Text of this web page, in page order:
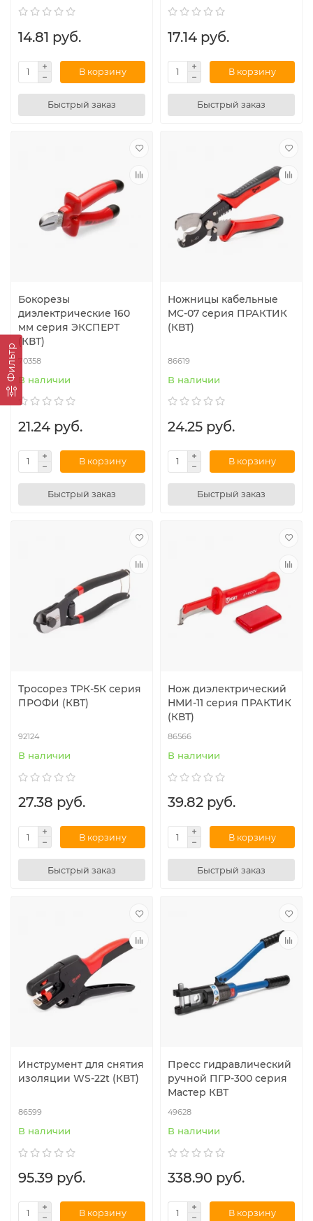
Фильтр
14.81 руб.
В корзину
Быстрый заказ
17.14 руб.
В корзину
Быстрый заказ
Бокорезы
диэлектрические 160
мм серия ЭКСПЕРТ
(КВТ)
70358
В наличии
21.24 руб.
В корзину
Быстрый заказ
Ножницы кабельные
MC-07 серия ПРАКТИК
(КВТ)
86619
В наличии
24.25 руб.
В корзину
Быстрый заказ
Тросорез ТРК-5К серия
ПРОФИ (КВТ)
92124
В наличии
27.38 руб.
В корзину
Быстрый заказ
Нож диэлектрический
НМИ-11 серия ПРАКТИК
(КВТ)
86566
В наличии
39.82 руб.
В корзину
Быстрый заказ
Инструмент для снятия
изоляции WS-22t (КВТ)
86599
В наличии
95.39 руб.
В корзину
Пресс гидравлический
ручной ПГР-300 серия
Мастер КВТ
49628
В наличии
338.90 руб.
В корзину